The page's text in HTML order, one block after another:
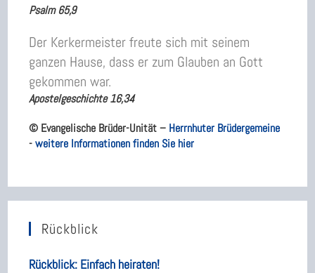
Psalm 65,9
Der Kerkermeister freute sich mit seinem
ganzen Hause, dass er zum Glauben an Gott
gekommen war.
Apostelgeschichte 16,34
© Evangelische Brüder-Unität – Herrnhuter Brüdergemeine
-weitere Informationen finden Sie hier
Rückblick
Rückblick: Einfach heiraten!